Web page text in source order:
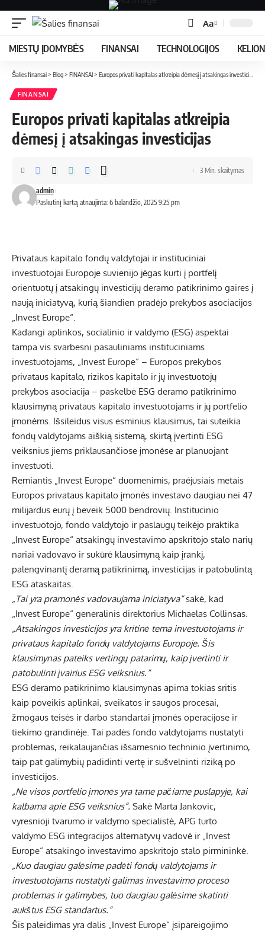
Aa
MIESTŲ ĮDOMYBĖS FINANSAI TECHNOLOGIJOS
Šalies finansai> Blog> FINANSAI> Europos privati ​​kapitalas atkreipia dėmesį į atsakingas investicijas
FINANSAI
Europos privati ​​kapitalas atkreipia
dėmesį į atsakingas investicijas
Paskutinį kartą atnaujinta: 6 balandžio, 2025 9:25 pm
admin
3 Min. skaitymas
Privataus kapitalo fondų valdytojai ir instituciniai
investuotojai Europoje suvienijo jėgas kurti į portfelį
orientuotų į atsakingų investicijų deramo patikrinimo gaires į
naują iniciatyvą, kurią šiandien pradėjo prekybos asociacijos
„Invest Europe“.
Kadangi aplinkos, socialinio ir valdymo (ESG) aspektai
tampa vis svarbesni pasauliniams instituciniams
investuotojams, „Invest Europe“ – Europos prekybos
privataus kapitalo, rizikos kapitalo ir jų investuotojų
prekybos asociacija – paskelbė ESG deramo patikrinimo
klausimyną privataus kapitalo investuotojams ir jų portfelio
įmonėms. Išsileidus visus esminius klausimus, tai suteikia
fondų valdytojams aiškią sistemą, skirtą įvertinti ESG
veiksnius jiems priklausančiose įmonėse ar planuojant
investuoti.
Remiantis „Invest Europe“ duomenimis, praėjusiais metais
Europos privataus kapitalo įmonės investavo daugiau nei 47
milijardus eurų į beveik 5000 bendrovių. Institucinio
investuotojo, fondo valdytojo ir paslaugų teikėjo praktika
„Invest Europe“ atsakingų investavimo apskritojo stalo narių
nariai vadovavo ir sukūrė klausimyną kaip įrankį,
palengvinantį deramą patikrinimą, investicijas ir patobulintą
ESG ataskaitas.
„Tai yra pramonės vadovaujama iniciatyva“sakė, kad
„Invest Europe“ generalinis direktorius Michaelas Collinsas.
„Atsakingos investicijos yra kritinė tema investuotojams ir
privataus kapitalo fondų valdytojams Europoje. Šis
klausimynas pateiks vertingų patarimų, kaip įvertinti ir
patobulinti įvairius ESG veiksnius.“
ESG deramo patikrinimo klausimynas apima tokias sritis
kaip poveikis aplinkai, sveikatos ir saugos procesai,
žmogaus teisės ir darbo standartai įmonės operacijose ir
tiekimo grandinėje. Tai padės fondo valdytojams nustatyti
problemas, reikalaujančias išsamesnio techninio įvertinimo,
taip pat galimybių padidinti vertę ir sušvelninti riziką po
investicijos.
„Ne visos portfelio įmonės yra tame pačiame puslapyje, kai
kalbama apie ESG veiksnius“. Sakė Marta Jankovic,
vyresnioji tvarumo ir valdymo specialistė, APG turto
valdymo ESG integracijos alternatyvų vadovė ir „Invest
Europe“ atsakingo investavimo apskritojo stalo pirmininkė.
„Kuo daugiau galėsime padėti fondų valdytojams ir
investuotojams nustatyti galimas investavimo proceso
problemas ir galimybes, tuo daugiau galėsime skatinti
aukštus ESG standartus.“
Šis paleidimas yra dalis „Invest Europe“ įsipareigojimo